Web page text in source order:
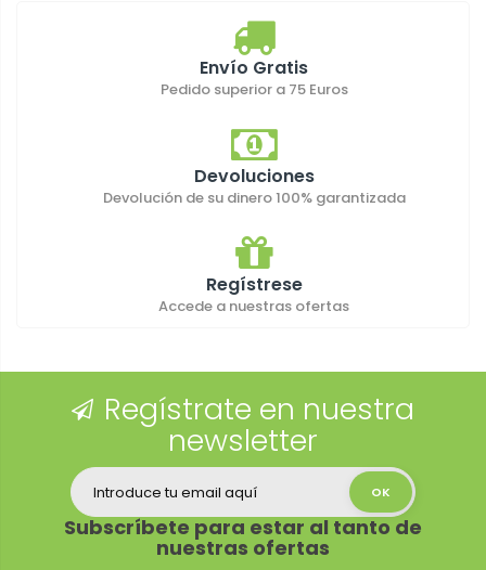
Envío Gratis
Pedido superior a 75 Euros
Devoluciones
Devolución de su dinero 100% garantizada
Regístrese
Accede a nuestras ofertas
Regístrate en nuestra
newsletter
Subscríbete para estar al tanto de
nuestras ofertas